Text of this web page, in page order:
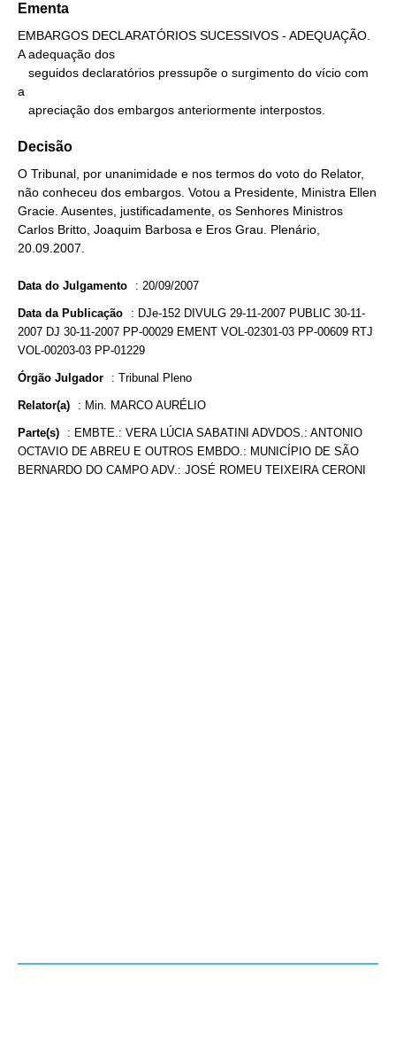
Ementa
EMBARGOS DECLARATÓRIOS SUCESSIVOS - ADEQUAÇÃO.
A adequação dos
a
   apreciação dos embargos anteriormente interpostos.
Decisão
O Tribunal, por unanimidade e nos termos do voto do Relator,
não conheceu dos embargos. Votou a Presidente, Ministra Ellen
Gracie. Ausentes, justificadamente, os Senhores Ministros
Carlos Britto, Joaquim Barbosa e Eros Grau. Plenário,
20.09.2007.
Data do Julgamento : 20/09/2007
Data da Publicação : DJe-152 DIVULG 29-11-2007 PUBLIC 30-11-
2007 DJ 30-11-2007 PP-00029 EMENT VOL-02301-03 PP-00609 RTJ
VOL-00203-03 PP-01229
Órgão Julgador : Tribunal Pleno
Relator(a) : Min. MARCO AURÉLIO
Parte(s) : EMBTE.: VERA LÚCIA SABATINI ADVDOS.: ANTONIO
OCTAVIO DE ABREU E OUTROS EMBDO.: MUNICÍPIO DE SÃO
BERNARDO DO CAMPO ADV.: JOSÉ ROMEU TEIXEIRA CERONI